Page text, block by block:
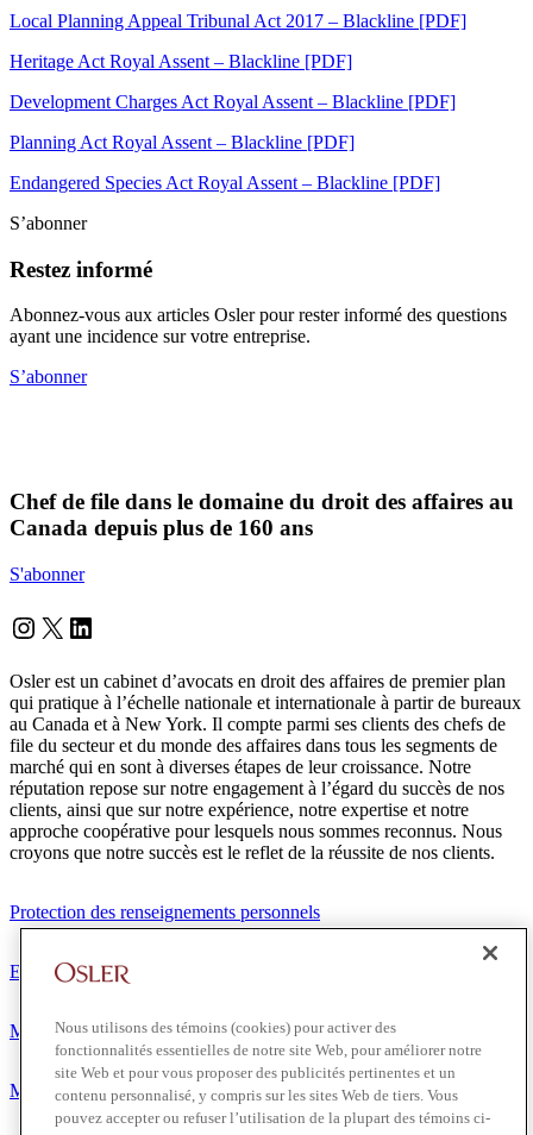
Local Planning Appeal Tribunal Act 2017 – Blackline [PDF]
Heritage Act Royal Assent – Blackline [PDF]
Development Charges Act Royal Assent – Blackline [PDF]
Planning Act Royal Assent – Blackline [PDF]
Endangered Species Act Royal Assent – Blackline [PDF]
S’abonner
Restez informé
Abonnez-vous aux articles Osler pour rester informé des questions
ayant une incidence sur votre entreprise.
S’abonner
Chef de file dans le domaine du droit des affaires au
Canada depuis plus de 160 ans
S'abonner
Instagram
Twitter
LinkedIn
Osler est un cabinet d’avocats en droit des affaires de premier plan
qui pratique à l’échelle nationale et internationale à partir de bureaux
au Canada et à New York. Il compte parmi ses clients des chefs de
file du secteur et du monde des affaires dans tous les segments de
marché qui en sont à diverses étapes de leur croissance. Notre
réputation repose sur notre engagement à l’égard du succès de nos
clients, ainsi que sur notre expérience, notre expertise et notre
approche coopérative pour lesquels nous sommes reconnus. Nous
croyons que notre succès est le reflet de la réussite de nos clients.
Protection des renseignements personnels
Exonération de responsabilité
Modalités de prestation de services
Modalités d'utilisation
Nous utilisons des témoins (cookies) pour activer des
fonctionnalités essentielles de notre site Web, pour améliorer notre
site Web et pour vous proposer des publicités pertinentes et un
contenu personnalisé, y compris sur les sites Web de tiers. Vous
pouvez accepter ou refuser l’utilisation de la plupart des témoins ci-